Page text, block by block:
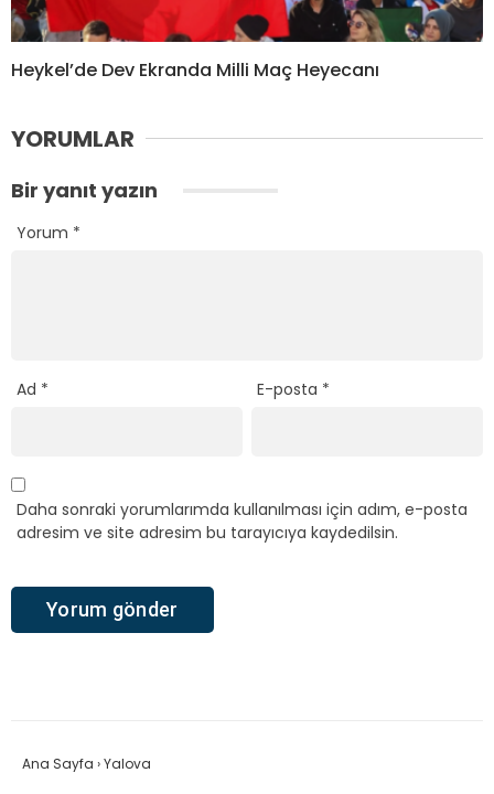
Heykel’de Dev Ekranda Milli Maç Heyecanı
YORUMLAR
Bir yanıt yazın
Yorum *
Ad * E-posta *
Daha sonraki yorumlarımda kullanılması için adım, e-posta
adresim ve site adresim bu tarayıcıya kaydedilsin.
Ana Sayfa ›Yalova